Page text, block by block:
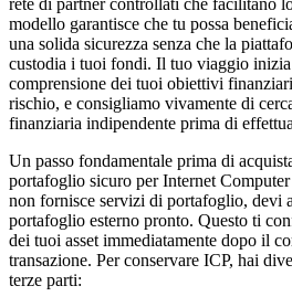
rete di partner controllati che facilitano
modello garantisce che tu possa
una solida sicurezza senza che la
custodia i tuoi fondi. Il tuo viaggio inizia
comprensione dei tuoi obiettivi
rischio, e consigliamo vivamente di
finanziaria indipendente prima di
Un passo fondamentale prima di
portafoglio sicuro per Internet
non fornisce servizi di portafoglio, devi
portafoglio esterno pronto. Questo ti
dei tuoi asset immediatamente dopo il
transazione. Per conservare ICP, hai
terze parti: